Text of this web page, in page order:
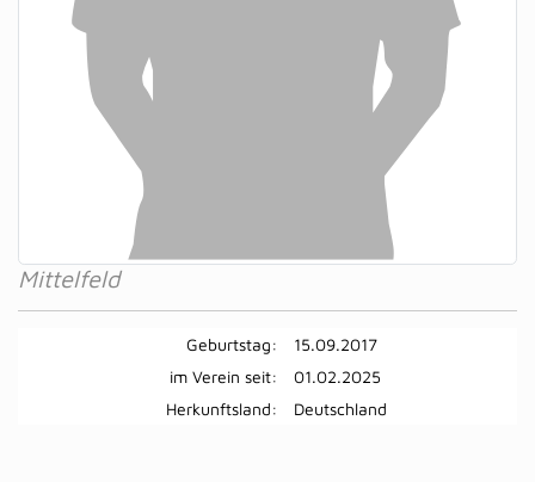
Mittelfeld
Geburtstag:
15.09.2017
im Verein seit:
01.02.2025
Herkunftsland:
Deutschland